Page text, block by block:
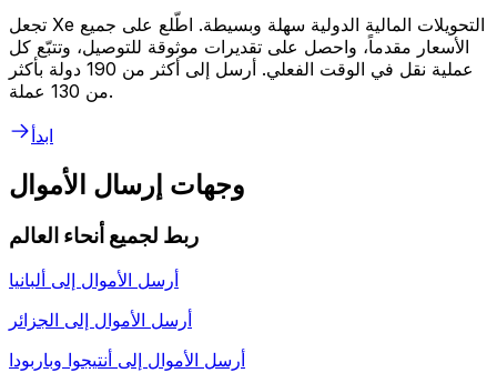
تجعل Xe التحويلات المالية الدولية سهلة وبسيطة. اطّلع على جميع
الأسعار مقدماً، واحصل على تقديرات موثوقة للتوصيل، وتتبّع كل
عملية نقل في الوقت الفعلي. أرسل إلى أكثر من 190 دولة بأكثر
من 130 عملة.
ابدأ
وجهات إرسال الأموال
ربط لجميع أنحاء العالم
أرسل الأموال إلى ألبانيا
أرسل الأموال إلى الجزائر
أرسل الأموال إلى أنتيجوا وباربودا